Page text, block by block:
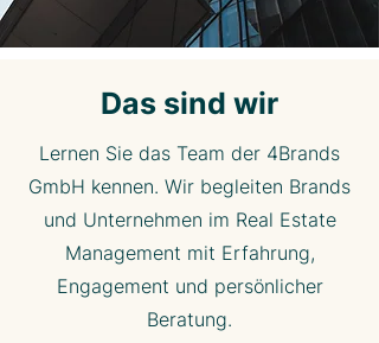
Das sind wir
Lernen Sie das Team der 4Brands
GmbH kennen. Wir begleiten Brands
und Unternehmen im Real Estate
Management mit Erfahrung,
Engagement und persönlicher
Beratung.